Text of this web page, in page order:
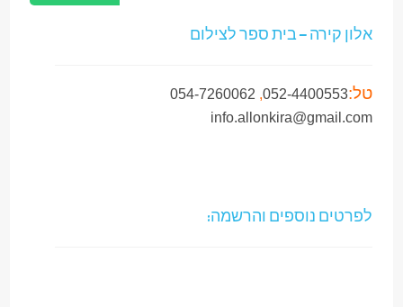
אלון קירה – בית ספר לצילום
טל:052-4400553
,
054-7260062
info.allonkira@gmail.com
לפרטים נוספים והרשמה: